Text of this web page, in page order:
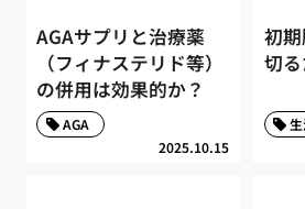
AGAサプリと治療薬
（フィナステリド等）
の併用は効果的か？
2025.10.15
AGA
初
切